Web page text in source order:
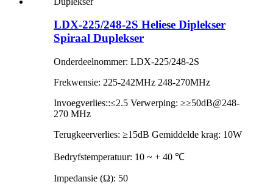
LDX-225/248-2S Heliese Diplekser
Spiraal Duplekser
Onderdeelnommer: LDX-225/248-2S
Frekwensie: 225-242MHz 248-270MHz
Invoegverlies::≤2.5 Verwerping: ≥≥50dB@248-
270 MHz
Terugkeerverlies: ≥15dB Gemiddelde krag: 10W
Bedryfstemperatuur: 10 ~ + 40 ℃
Impedansie (Ω): 50